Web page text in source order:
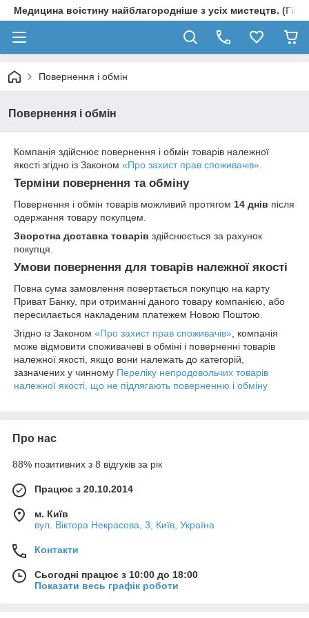
Медицина воістину найблагородніше з усіх мистецтв.
Повернення і обмін
Повернення і обмін
Компанія здійснює повернення і обмін товарів належної
якості згідно із Законом «Про захист прав споживачів»
Терміни повернення та обміну
Повернення і обмін товарів можливий протягом 14 днів після
одержання товару покупцем.
Зворотна доставка товарів здійснюється за рахунок
покупця.
Умови повернення для товарів належної якості
Повна сума замовлення повертається покупцю на карту
Приват Банку, при отриманні даного товару компанією, або
пересилається накладеним платежем Новою Поштою.
Згідно із Законом «Про захист прав споживачів» , компанія
може відмовити споживачеві в обміні і поверненні товарів
належної якості, якщо вони належать до категорій,
зазначених у чинному Переліку непродовольчих товарів
належної якості, що не підлягають поверненню і обміну
Про нас
88% позитивних з 8 відгуків за рік
Працює з 20.10.2014
м. Київ
вул. Вiктора Некрасова, 3, Київ, Україна
Контакти
Сьогодні працює з 10:00 до 18:00
Показати весь графік роботи